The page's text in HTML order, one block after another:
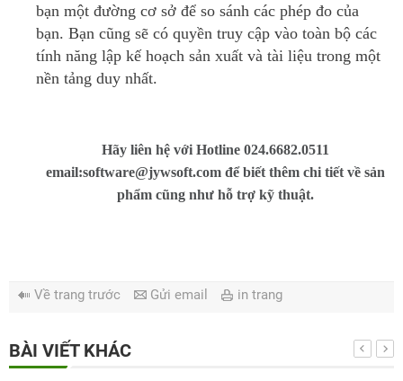
bạn một đường cơ sở để so sánh các phép đo của
bạn. Bạn cũng sẽ có quyền truy cập vào toàn bộ các
tính năng lập kế hoạch sản xuất và tài liệu trong một
nền tảng duy nhất.
Hãy liên hệ với Hotline 024.6682.0511
email:software@jywsoft.com để biết thêm chi tiết về sản
phẩm cũng như hỗ trợ kỹ thuật.
Về trang trước Gửi email in trang
BÀI VIẾT KHÁC